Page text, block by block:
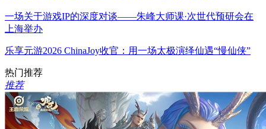
一场关于游戏IP的深度对谈——朱峰大师课·次世代预研会在
上海举办
乐享元游2026 ChinaJoy收官：用一场太极演绎仙遇“慢仙侠”
热门推荐
推荐